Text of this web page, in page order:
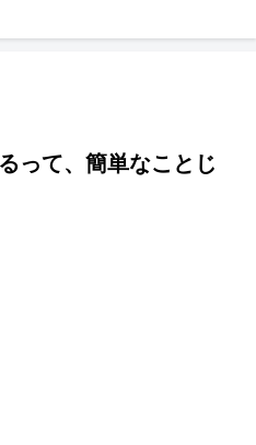
って、簡単なことじ